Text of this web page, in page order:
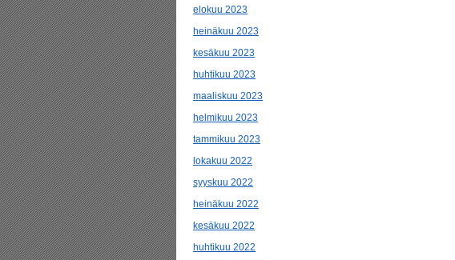
elokuu 2023
heinäkuu 2023
kesäkuu 2023
huhtikuu 2023
maaliskuu 2023
helmikuu 2023
tammikuu 2023
lokakuu 2022
syyskuu 2022
heinäkuu 2022
kesäkuu 2022
huhtikuu 2022